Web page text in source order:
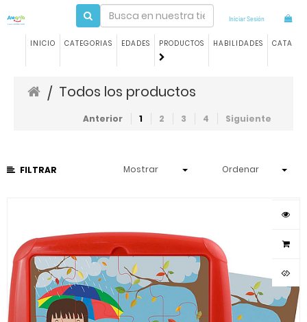
Iniciar Sesión
INICIO CATEGORIAS EDADES PRODUCTOS HABILIDADES
/ Todos los productos
Anterior 1 2 3 4 Siguiente
FILTRAR Mostrar Ordenar